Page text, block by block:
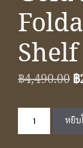
Shelf
฿4,490.00
฿
฿
จำนวน
ชั้น
หยิบ